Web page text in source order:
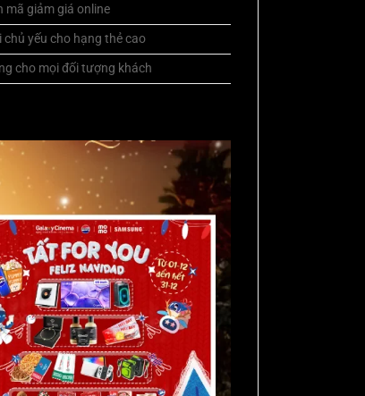
mã giảm giá online
chủ yếu cho hạng thẻ cao
cho mọi đối tượng khách